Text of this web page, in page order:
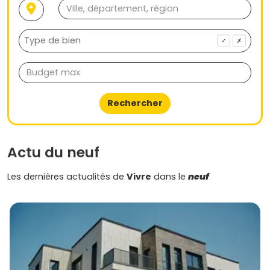
vivre au quotidien.
✓ ✗
Rechercher
Actu du neuf
Les dernières actualités de Vivre dans le neuf